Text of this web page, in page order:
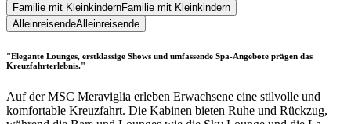
Familie mit KleinkindernFamilie mit Kleinkindern
AlleinreisendeAlleinreisende
"Elegante Lounges, erstklassige Shows und umfassende Spa-Angebote prägen das
Kreuzfahrterlebnis."
Auf der MSC Meraviglia erleben Erwachsene eine stilvolle und
komfortable Kreuzfahrt. Die Kabinen bieten Ruhe und Rückzug,